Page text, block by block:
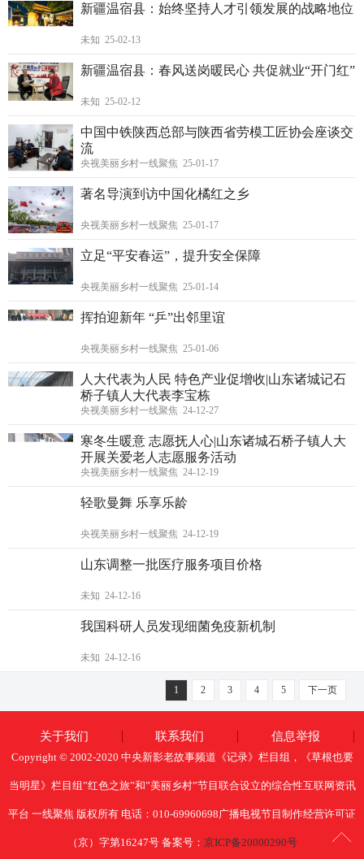
新疆温宿县：始终坚持人才引领发展的战略地位
未知 25-02-13
新疆温宿县：春风送岗暖民心 共促就业“开门红”
未知 25-02-12
中国中铁陕西总部与陕西省劳模工匠协会座谈交
流
央视美丽乡村一线聚焦 25-01-17
著名导演到访中国化橘红之乡
央视美丽乡村一线聚焦 25-01-17
立足“平安春运”，提升安全保障
央视美丽乡村一线聚焦 25-01-14
挥拍迎新年 “乒”出邻里谊
央视美丽乡村一线聚焦 25-01-06
人大代表为人民 特色产业促增收|山东诸城记石
桥子镇人大代表李宝栋
央视美丽乡村一线聚焦 24-12-27
寒冬生暖意 志愿抚人心|山东诸城石桥子镇人大
开展关爱老人志愿服务活动
央视美丽乡村一线聚焦 24-12-19
轻歌曼舞 乐享乐龄
央视美丽乡村一线聚焦 24-12-19
山东调整一批医疗服务项目价格
未知 24-12-16
我国科研人员发现细菌免疫新机制
未知 24-12-16
1 2 3 4 5 下一页
关于我们 联系我们 信息举报
Copyright © 2002-2020 中央新影老故事频道《记录》栏目组，《草根也要
当明星》栏目组”红色之旅”和”美丽乡村”节目联合设立的综合性互联网资讯
平台 一线聚焦 版权所有 电话：010-69960698广播电视节目制作经营许可证
（京）字第16247号 备案号： 京ICP备20000290号